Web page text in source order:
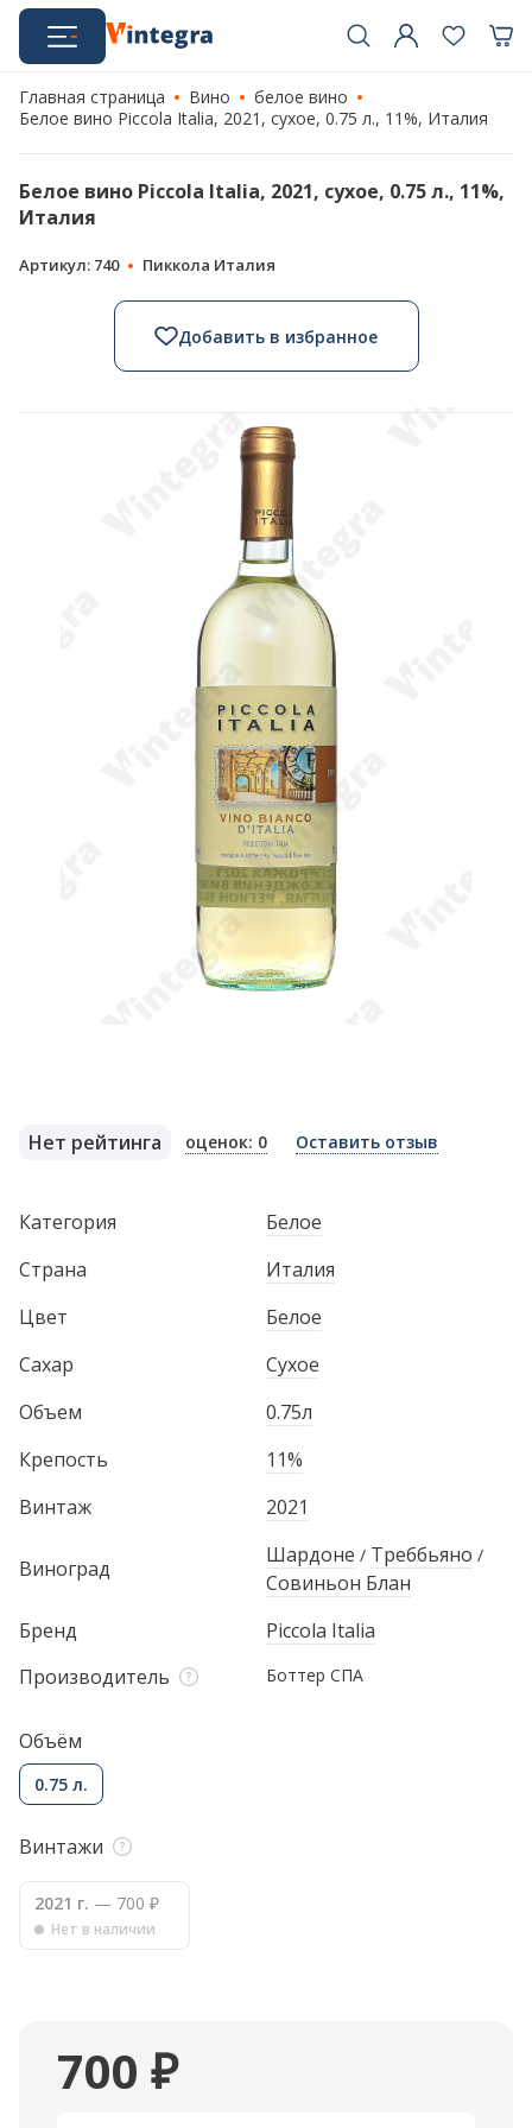
Главная страница Вино
белое вино
Белое вино Piccola Italia, 2021, сухое, 0.75 л., 11%, Италия
Белое вино Piccola Italia, 2021, сухое, 0.75 л., 11%,
Италия
Артикул: 740 Пиккола Италия
Добавить в избранное
Нет рейтинга оценок: 0 Оставить отзыв
Категория
Белое
Страна
Италия
Цвет
Белое
Сахар
Сухое
Объем
0.75л
Крепость
11%
Винтаж
2021
Виноград
Шардоне / Треббьяно /
Совиньон Блан
Бренд
Piccola Italia
Производитель
Боттер СПА
Объём
0.75 л.
Винтажи
2021 г. — 700 ₽
Нет в наличии
700 ₽